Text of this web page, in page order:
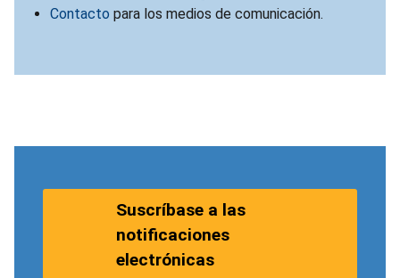
Contacto para los medios de comunicación.
Suscríbase a las
notificaciones
electrónicas